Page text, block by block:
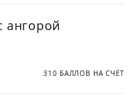
310 БАЛЛОВ НА СЧЁТ